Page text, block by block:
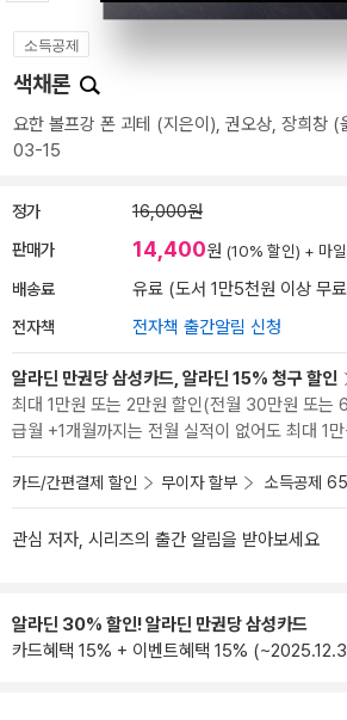
소득공제
색채론
요한 볼프강 폰 괴테 (지은이), 권오상, 장희창 (
03-15
정가 16,000원
판매가 14,400원 (10% 할인) + 마
배송료 유료 (도서 1만5천원 이상 무
전자책 전자책 출간알림 신청
알라딘 만권당 삼성카드, 알라딘 15% 청구 할인
최대 1만원 또는 2만원 할인(전월 30만원 또는
급월 +1개월까지는 전월 실적이 없어도 최대 1
카드/간편결제 할인 무이자 할부 소득공제
관심 저자, 시리즈의 출간 알림을 받아보세요
알라딘 30% 할인! 알라딘 만권당 삼성카드
카드혜택 15% + 이벤트혜택 15%